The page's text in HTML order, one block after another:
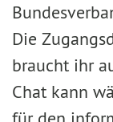
Die
braucht ihr
Chat kann